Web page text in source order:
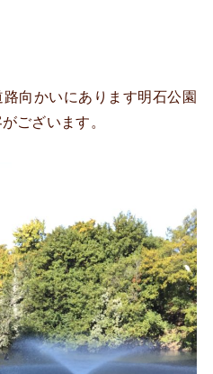
向かいにあります明石公園
ございます。